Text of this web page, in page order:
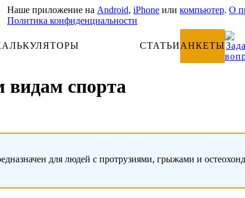
Наше приложение на Android, iPhone или компьютер. О
Политика конфиденциальности
СТАТЬИАНКЕТЫ
видам спорта
для людей с протрузиями, грыжами и